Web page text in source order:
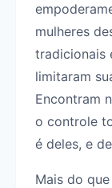
mulheres
tradicionais
limitaram
Encontram
o controle
é deles, e
Mais do